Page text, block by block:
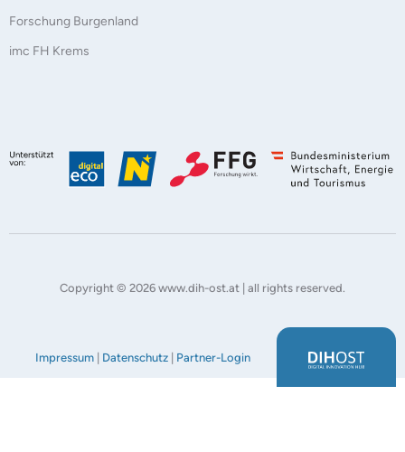
Forschung Burgenland
imc FH Krems
Impressum | Datenschutz | Partner-Login
Copyright © 2026 www.dih-ost.at | all rights reserved.